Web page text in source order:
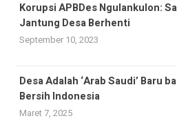
Korupsi APBDes Ngulankulon:
Jantung Desa Berhenti
September 10, 2023
Desa Adalah ‘Arab Saudi’ Baru
Bersih Indonesia
Maret 7, 2025